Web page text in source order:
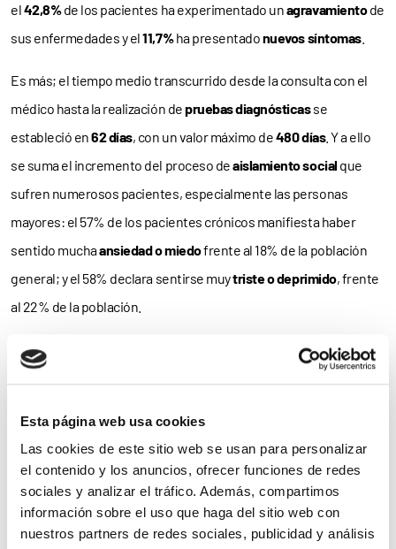
Esta página web usa cookies
Las cookies de este sitio web se usan para personalizar
el contenido y los anuncios, ofrecer funciones de redes
sociales y analizar el tráfico. Además, compartimos
información sobre el uso que haga del sitio web con
nuestros partners de redes sociales, publicidad y análisis
el42,8%de los pacientes ha experimentado unagravamientode
sus enfermedades y el11,7%ha presentadonuevos síntomas.
Es más; el tiempo medio transcurrido desde la consulta con el
médico hasta la realización depruebas diagnósticasse
estableció en62 días, con un valor máximo de480 días. Y a ello
se suma el incremento del proceso deaislamiento socialque
sufren numerosos pacientes, especialmente las personas
mayores: el 57% de los pacientes crónicos manifiesta haber
sentido muchaansiedad o miedofrente al 18% de la población
general; y el 58% declara sentirse muytriste o deprimido, frente
al 22% de la población.
Una prioridad
atención de las personas con enfermedades crónicas debe ser
unaprioridad”, subraya la POP, que a través de esta campaña
busca laempatía de la población y que el espectador se ponga
la piel
de quienes viven esta situación cada día. Y es que,
desafortunadamente, aún quedamucho por hacerpara